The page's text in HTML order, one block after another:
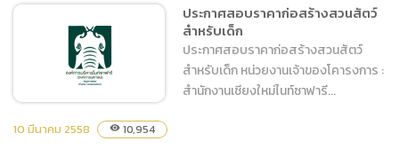
ส่วนแสดงของยีราฟ ม้าลาย
ประกาศสอบราคาก่อสร้างสวนสัตว์
สำหรับเด็ก
ประกาศสอบราคาก่อสร้างสวนสัตว์
สำหรับเด็ก หน่วยงานเจ้าของโคารงการ :
สำนักงานเชียงใหม่ไนท์ซาฟารี...
10 มีนาคม 2558 visibility 10,954